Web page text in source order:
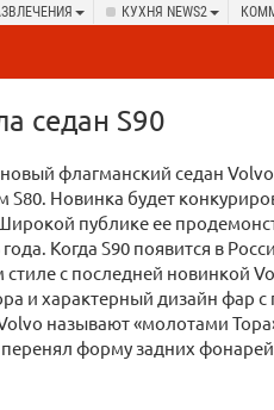
КУХНЯ NEWS2
седан S90
флагманский седан
Новинка будет
публике ее
Когда S90 появится в
с последней новинкой
и характерный дизайн фар
называют «молотами
форму задних